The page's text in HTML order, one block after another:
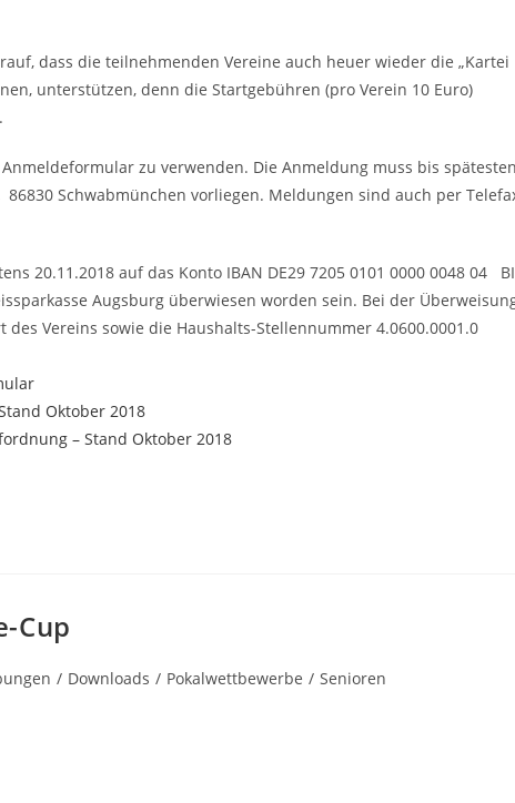
dass die teilnehmenden Vereine auch heuer wieder die „Kartei
unterstützen, denn die Startgebühren (pro Verein 10 Euro)
zu verwenden. Die Anmeldung muss bis
Schwabmünchen vorliegen. Meldungen sind auch per
20.11.2018 auf das Konto IBAN DE29 7205 0101 0000 0048 04
Augsburg überwiesen worden sein. Bei der
Vereins sowie die Haushalts-Stellennummer 4.0600.0001.0
Oktober 2018
– Stand Oktober 2018
Cup
/ Downloads / Pokalwettbewerbe / Senioren